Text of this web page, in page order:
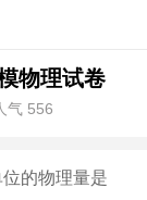
物理试卷
气 556
的物理量是